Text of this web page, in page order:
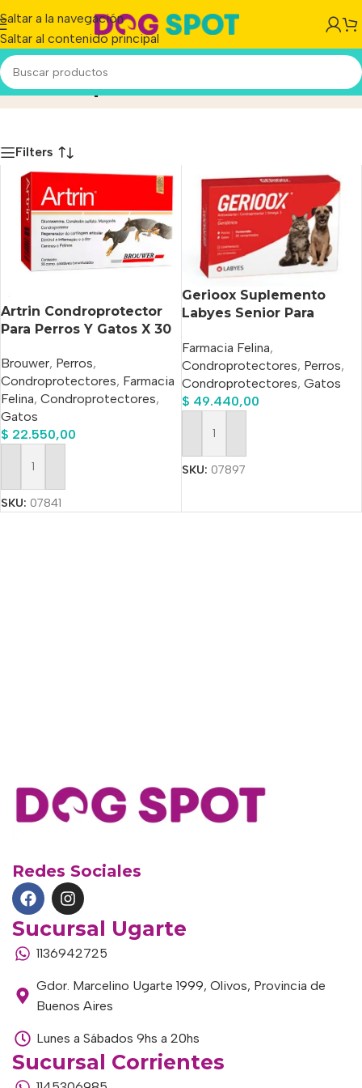
Saltar a la navegación
Saltar al contenido principal
CondroprotectoresInicio/Producto
Filters
Artrin Condroprotector
Para Perros Y Gatos X 30
Brouwer, Perros,
Condroprotectores, Farmacia
Felina, Condroprotectores,
Gatos
$ 22.550,00
Añadir Al Carrito
SKU: 07841
Gerioox Suplemento
Labyes Senior Para
Comprimidos
Farmacia Felina,
Condroprotectores, Perros,
Condroprotectores, Gatos
$ 49.440,00
Añadir Al Carrito
SKU: 07897
Redes Sociales
Sucursal Ugarte
1136942725
Gdor. Marcelino Ugarte 1999, Olivos, Provincia de
Buenos Aires
Lunes a Sábados 9hs a 20hs
Sucursal Corrientes